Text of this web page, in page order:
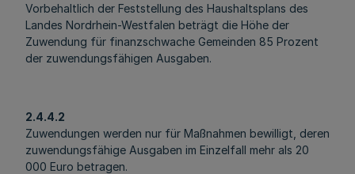
Vorbehaltlich der Feststellung des Haushaltsplans des
Landes Nordrhein-Westfalen beträgt die Höhe der
Zuwendung für finanzschwache Gemeinden 85 Prozent
der zuwendungsfähigen Ausgaben.
2.4.4.2
Zuwendungen werden nur für Maßnahmen bewilligt, deren
zuwendungsfähige Ausgaben im Einzelfall mehr als 20
000 Euro betragen.